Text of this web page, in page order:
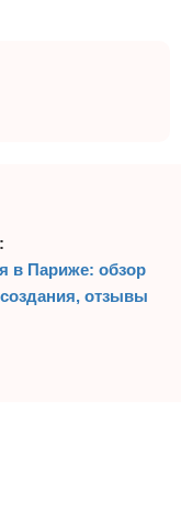
в Париже: обзор
отзывы